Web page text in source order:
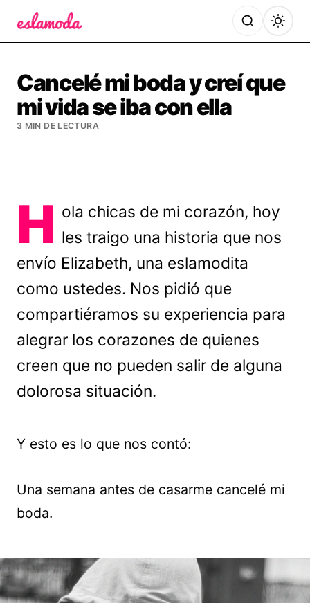
Cancelé mi boda y creí que
mi vida se iba con ella
3 MIN DE LECTURA
H ola chicas de mi corazón, hoy
les traigo una historia que nos
envío Elizabeth, una eslamodita
como ustedes. Nos pidió que
compartiéramos su experiencia para
alegrar los corazones de quienes
creen que no pueden salir de alguna
dolorosa situación.
Y esto es lo que nos contó:
Una semana antes de casarme cancelé mi
boda.